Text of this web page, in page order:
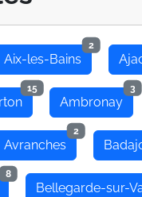
Aix-les-Bains
2
15
Ambronay
3
Avranches
2
8
Bellegarde-sur-